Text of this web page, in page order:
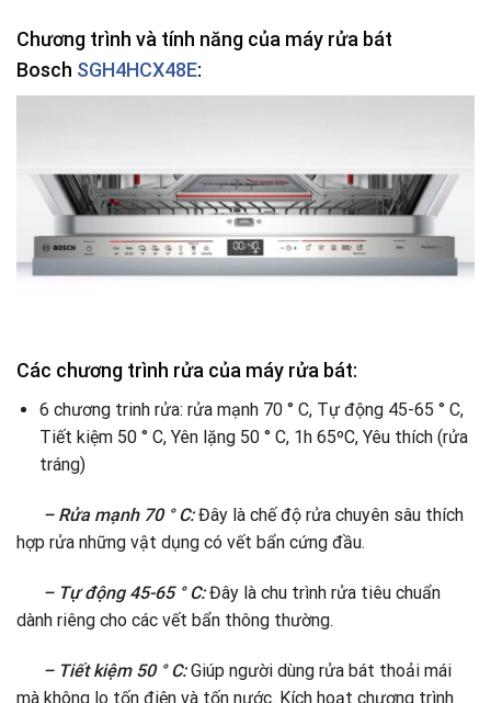
Chương trình và tính năng của máy rửa bát
Bosch SGH4HCX48E:
Các chương trình rửa của máy rửa bát:
6 chương trinh rửa: rửa mạnh 70 ° C, Tự động 45-65 ° C,
Tiết kiệm 50 ° C, Yên lặng 50 ° C, 1h 65ºC, Yêu thích (rửa
tráng)
– Rửa mạnh 70 ° C:Đây là chế độ rửa chuyên sâu thích
hợp rửa những vật dụng có vết bẩn cứng đầu.
– Tự động 45-65 ° C:Đây là chu trình rửa tiêu chuẩn
dành riêng cho các vết bẩn thông thường.
– Tiết kiệm 50 ° C:Giúp người dùng rửa bát thoải mái
mà không lo tốn điện và tốn nước. Kích hoạt chương trình